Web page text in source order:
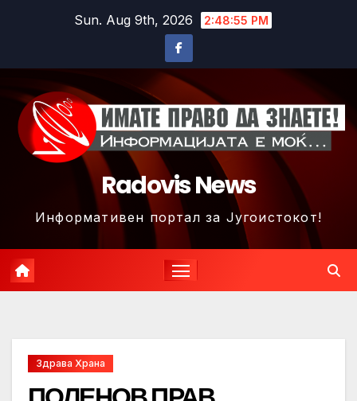
Sun. Aug 9th, 2026 2:48:58 PM
Radovis News
Информативен портал за Југоистокот!
Здрава Храна